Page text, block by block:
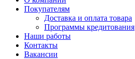
Покупателям
Доставка и оплата товара
Программы кредитования
Наши работы
Контакты
Вакансии